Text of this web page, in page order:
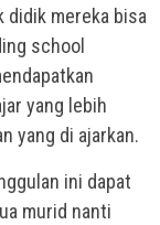
didik mereka bisa
school
yang lebih
yang di ajarkan.
ini dapat
murid nanti